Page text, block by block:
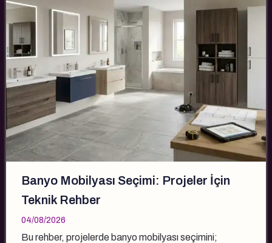
Banyo Mobilyası Seçimi: Projeler İçin
Teknik Rehber
04/08/2026
Bu rehber, projelerde banyo mobilyası seçimini;